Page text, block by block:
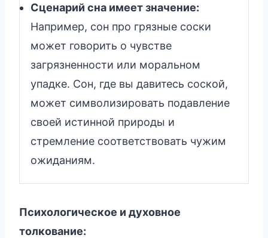
Сценарий сна имеет значение:
Например, сон про грязные соски
может говорить о чувстве
загрязненности или моральном
упадке. Сон, где вы давитесь соской,
может символизировать подавление
своей истинной природы и
стремление соответствовать чужим
ожиданиям.
Психологическое и духовное
толкование: